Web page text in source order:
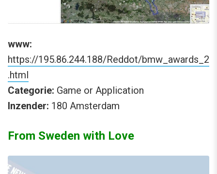
www:
https://195.86.244.188/Reddot/bmw_awards_2
.html
Categorie: Game or Application
Inzender: 180 Amsterdam
From Sweden with Love